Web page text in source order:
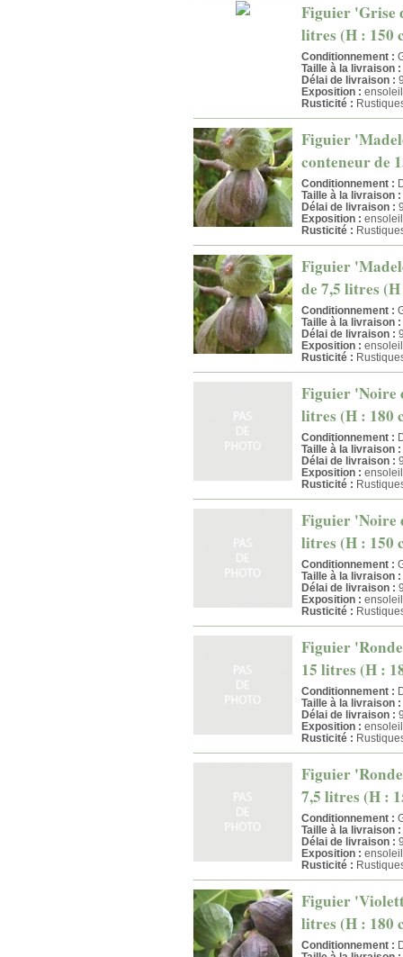
Figuier 'Grise
litres (H : 150
Conditionnement :
Taille à la livraison :
Délai de livraison :
Exposition :
Rusticité :
Figuier
conteneur de
Conditionnement :
Taille à la livraison :
Délai de livraison :
Exposition :
Rusticité :
Figuier
de 7,5 litres
Conditionnement :
Taille à la livraison :
Délai de livraison :
Exposition :
Rusticité :
Figuier 'Noire
litres (H : 180
Conditionnement :
Taille à la livraison :
Délai de livraison :
Exposition :
Rusticité :
Figuier 'Noire
litres (H : 150
Conditionnement :
Taille à la livraison :
Délai de livraison :
Exposition :
Rusticité :
Figuier
15 litres (H :
Conditionnement :
Taille à la livraison :
Délai de livraison :
Exposition :
Rusticité :
Figuier
7,5 litres (H :
Conditionnement :
Taille à la livraison :
Délai de livraison :
Exposition :
Rusticité :
Figuier
litres (H : 180
Conditionnement :